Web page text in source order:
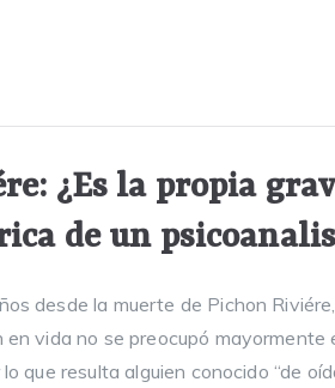
¿Es la propia
de un
desde la muerte de Pichon
en vida no se preocupó
que resulta alguien conocido “de